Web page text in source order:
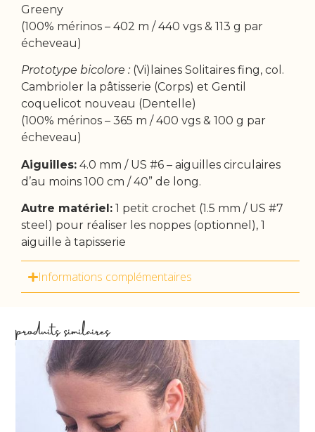
Greeny
(100% mérinos – 402 m / 440 vgs & 113 g par
écheveau)
Prototype bicolore : (Vi)laines Solitaires fing, col.
Cambrioler la pâtisserie (Corps) et Gentil
coquelicot nouveau (Dentelle)
(100% mérinos – 365 m / 400 vgs & 100 g par
écheveau)
Aiguilles: 4.0 mm / US #6 – aiguilles circulaires
d’au moins 100 cm / 40” de long.
Autre matériel: 1 petit crochet (1.5 mm / US #7
steel) pour réaliser les noppes (optionnel), 1
aiguille à tapisserie
Informations complémentaires
produits similaires